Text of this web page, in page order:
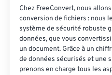
Chez FreeConvert, nous
conversion de fichiers : nous
système de sécurité robuste
données, que vous
un document. Grâce à un
de données sécurisés et une
prenons en charge tous les